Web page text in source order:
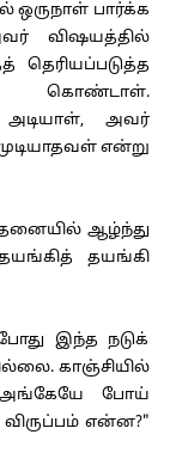
ஒருநாள் பார்க்க
விஷயத்தில்
தெரியப்படுத்த
கொண்டாள்.
அவர்
என்று
ஆழ்ந்து
தயங்கி
இந்த நடுக்
காஞ்சியில்
அங்கேயே போய்
என்ன?"